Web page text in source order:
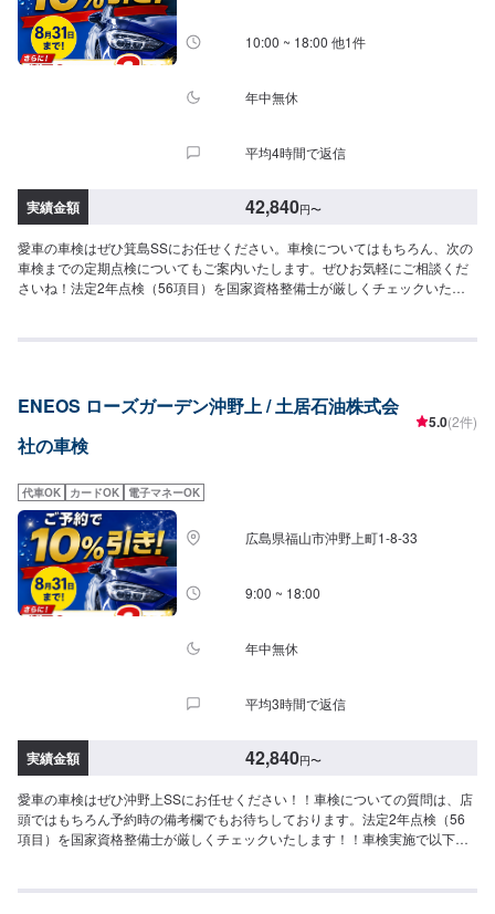
10:00 ~ 18:00 他1件
年中無休
平均4時間で返信
実績金額 42,840円〜
愛車の車検はぜひ箕島SSにお任せください。車検についてはもちろん、次の
車検までの定期点検についてもご案内いたします。ぜひお気軽にご相談くだ
さいね！法定2年点検（56項目）を国家資格整備士が厳しくチェックいたし
のクーポン券を進呈《車検料金詳細（代行料は0円）》車検基本料（=法定2
た車検費用については以下をご確認ください。◉軽自動車(N-ONE、タントな
ど)車検総額：42,840円[内訳]車検基本料：16,500円法定費用：26,340円(下記
合計)重量税｜6,600円証紙・印紙代｜2,200円自賠責保険｜17,540円◉小型自
車検基本料：16,500円法定費用：36,250円(下記合計)重量税｜16,400円証
紙・印紙代｜2,200円自賠責保険｜17,650円◉中型自動車：車両重量１.０-１.
５t以下(CX-3、ヴェゼルなど)車検総額：60,950円[内訳]車検基本料：16,500
円法定費用：44,450円(下記合計)重量税｜24,600円証紙・印紙代｜2,200円自
賠責保険｜17,650円◉大型自動車：車両重量１.５-２.０t以下(ノア、スカイラ
インなど)車検総額：69,250円[内訳]車検基本料：16,500円法定費用：52,750
円(下記合計)重量税｜32,800円証紙・印紙代｜2,300円自賠責保険｜17,650円
金が発生します。＜注意事項＞⚫︎「エコカー減税車」「エコカー」「新車登
に追加の費用がかかる場合もございます。⚫︎法定費用は法令により変わる可
リッドカー・エコカーは重量税が減税の場合がございます。＜その他留意点
＞⚫︎3ナンバーの印紙・証紙代は2,300円⚫︎並行輸入社・一部外車・違法改造
ンタカー（免責補償加入済）を準備
ENEOS ローズガーデン沖野上 / 土居石油株式会
社の車検
5.0(2件)
代車OK カードOK 電子マネーOK
広島県福山市沖野上町1-8-33
9:00 ~ 18:00
年中無休
平均3時間で返信
実績金額 42,840円〜
愛車の車検はぜひ沖野上SSにお任せください！！車検についての質問は、店
頭ではもちろん予約時の備考欄でもお待ちしております。法定2年点検（56
項目）を国家資格整備士が厳しくチェックいたします！！車検実施で以下の
金詳細（代行料は0円）》車検基本料（=法定2年点検作業料＋事前点検作業